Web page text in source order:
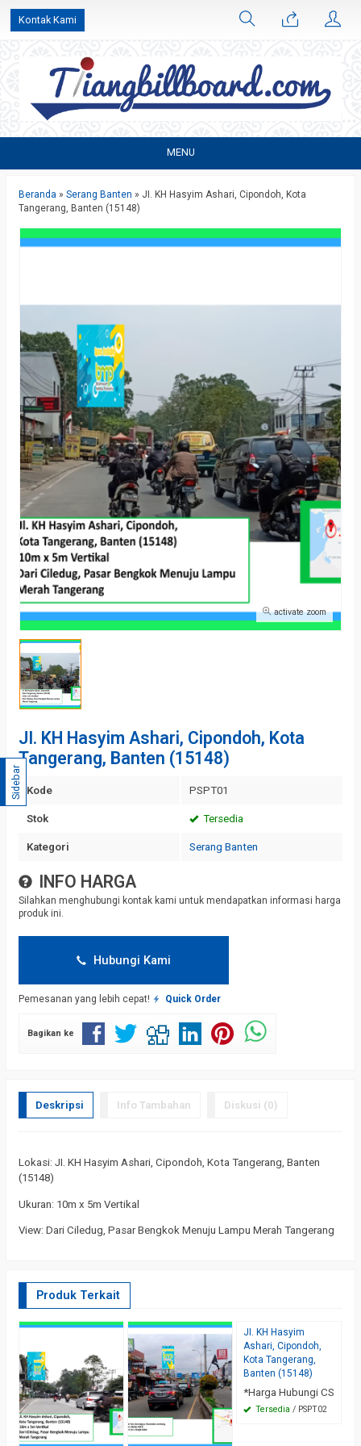
Kontak Kami
MENU
Beranda » Serang Banten » JI. KH Hasyim Ashari, Cipondoh, Kota
Tangerang, Banten (15148)
activate zoom
JI. KH Hasyim Ashari, Cipondoh, Kota
Tangerang, Banten (15148)
Kode PSPT01
Stok Tersedia
Kategori Serang Banten
INFO HARGA
Silahkan menghubungi kontak kami untuk mendapatkan informasi harga
produk ini.
Hubungi Kami
Pemesanan yang lebih cepat! Quick Order
Bagikan ke
Deskripsi Info Tambahan Diskusi (0)
Lokasi: JI. KH Hasyim Ashari, Cipondoh, Kota Tangerang, Banten
(15148)
Ukuran: 10m x 5m Vertikal
View: Dari Ciledug, Pasar Bengkok Menuju Lampu Merah Tangerang
Produk Terkait
JI. KH Hasyim
Ashari, Cipondoh,
Kota Tangerang,
Banten (15148)
*Harga Hubungi CS
Tersedia / PSPT02
Sidebar